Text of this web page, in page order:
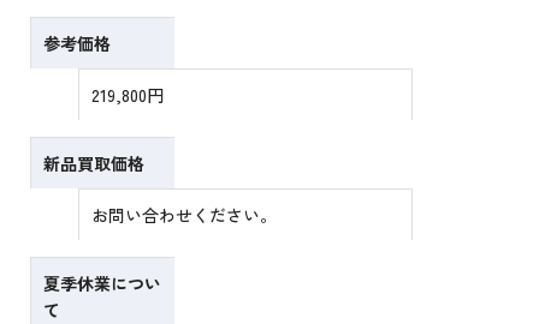
参考価格
219,800円
新品買取価格
お問い合わせください。
夏季休業につい
て